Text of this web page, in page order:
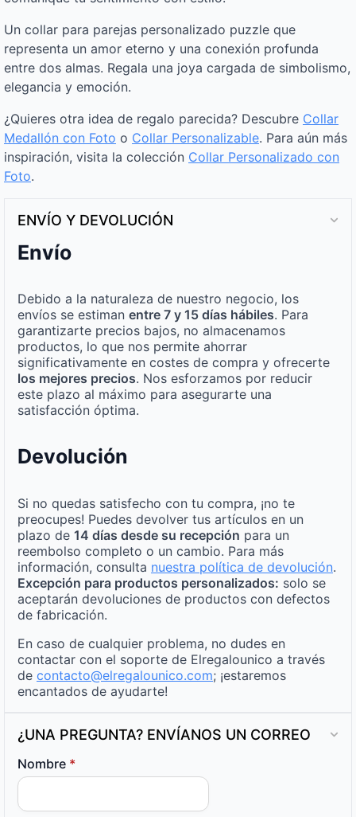
Un collar para parejas personalizado puzzle que
representa un amor eterno y una conexión profunda
entre dos almas. Regala una joya cargada de simbolismo,
elegancia y emoción.
¿Quieres otra idea de regalo parecida? Descubre Collar
Medallón con Foto o Collar Personalizable. Para aún más
inspiración, visita la colección Collar Personalizado con
Foto.
ENVÍO Y DEVOLUCIÓN
Envío
Debido a la naturaleza de nuestro negocio, los
envíos se estiman entre 7 y 15 días hábiles. Para
garantizarte precios bajos, no almacenamos
productos, lo que nos permite ahorrar
significativamente en costes de compra y ofrecerte
los mejores precios. Nos esforzamos por reducir
este plazo al máximo para asegurarte una
satisfacción óptima.
Devolución
Si no quedas satisfecho con tu compra, ¡no te
preocupes! Puedes devolver tus artículos en un
plazo de 14 días desde su recepción para un
reembolso completo o un cambio. Para más
información, consulta nuestra política de devolución.
Excepción para productos personalizados: solo se
aceptarán devoluciones de productos con defectos
de fabricación.
En caso de cualquier problema, no dudes en
contactar con el soporte de Elregalounico a través
de contacto@elregalounico.com; ¡estaremos
encantados de ayudarte!
¿UNA PREGUNTA? ENVÍANOS UN CORREO
Nombre *